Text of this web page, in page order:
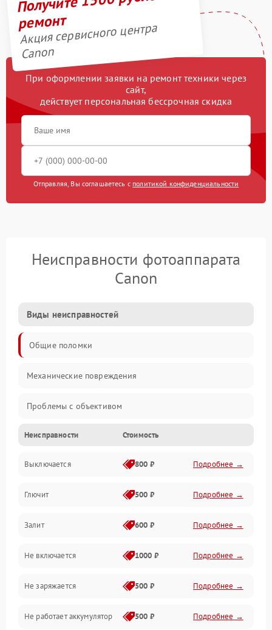
ремонт
Акция сервисного центра
Canon
При оформлении заявки на ремонт техники через
сайт,
действует персональная бессрочная скидка
Отправляя, Вы соглашаетесь с политикой конфиденциальности
Неисправности фотоаппарата
Canon
Виды неисправностей
Общие поломки
Механические повреждения
Проблемы с объективом
Электронные ошибки
Механические проблемы
Матрица и оптика
Питание и питание цепей
Проблемы с картами памяти
Объективы
Программные сбои
Неисправности Стоимость
Выключается 800 ₽ Подробнее →
Глючит 500 ₽ Подробнее →
Залит 600 ₽ Подробнее →
Не включается 1000 ₽ Подробнее →
Не заряжается 500 ₽ Подробнее →
Не работает аккумулятор 500 ₽ Подробнее →